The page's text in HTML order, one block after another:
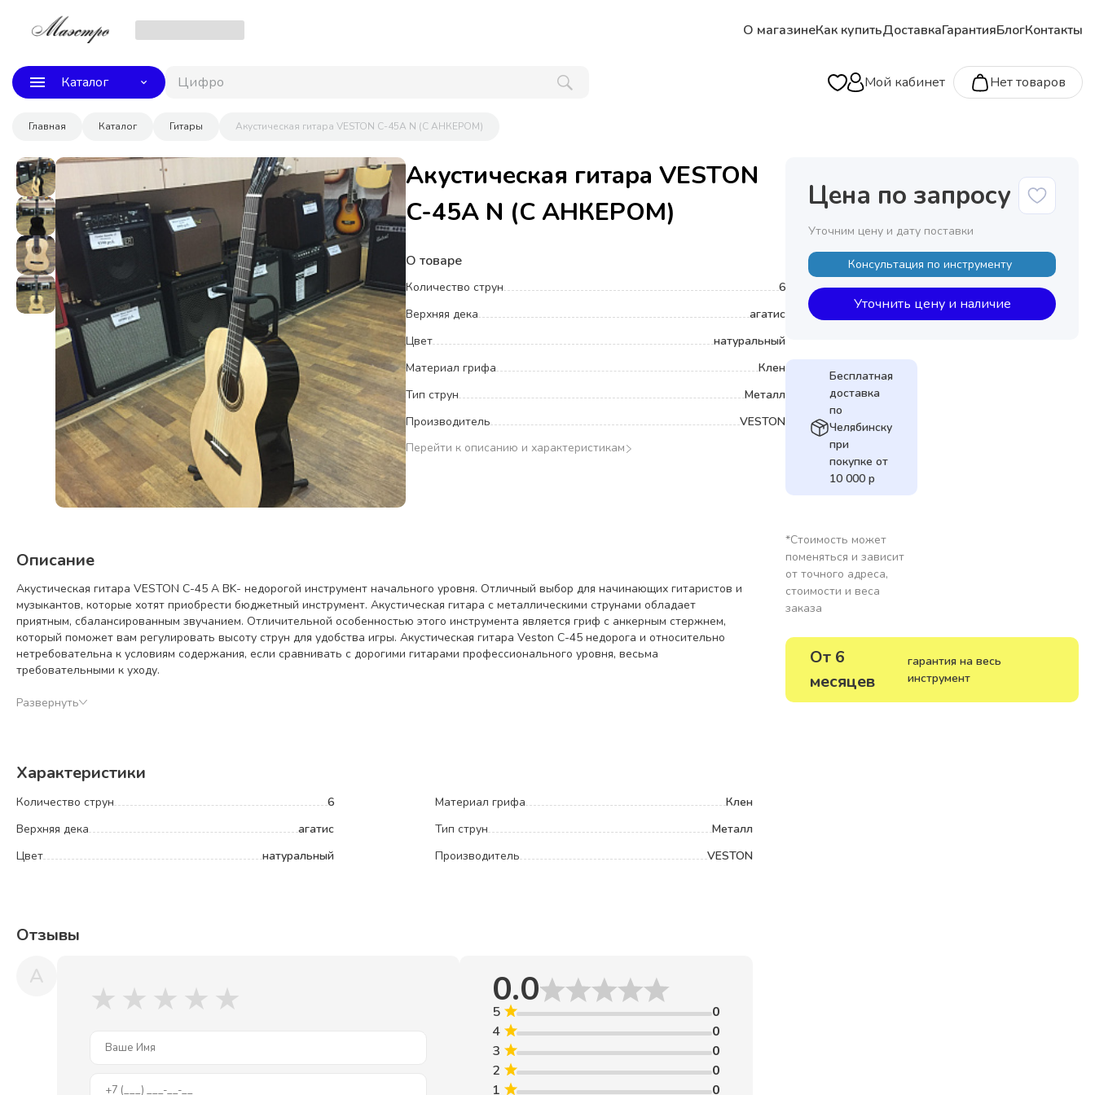
О магазинеКак купитьДоставкаГарантияБлогКонтакты
Каталог Цифровое п Мой кабинет Нет товаров
Главная Каталог Гитары Акустическая гитара VESTON C-45A N (С АНКЕРОМ)
Акустическая гитара VESTON
C-45A N (С АНКЕРОМ)
О товаре
Количество струн
6
Верхняя дека
агатис
Цвет
натуральный
Материал грифа
Клен
Тип струн
Металл
Производитель
VESTON
Перейти к описанию и характеристикам
Цена по запросу
Уточним цену и дату поставки
Консультация по инструменту
Уточнить цену и наличие
Бесплатная
доставка
по
Челябинску
при
покупке от
10 000 р
*Стоимость может
поменяться и зависит
от точного адреса,
стоимости и веса
заказа
От 6
месяцев
гарантия на весь
инструмент
Описание
Акустическая гитара VESTON C-45 A BK- недорогой инструмент начального уровня. Отличный выбор для начинающих гитаристов и
музыкантов, которые хотят приобрести бюджетный инструмент. Акустическая гитара с металлическими струнами обладает
приятным, сбалансированным звучанием. Отличительной особенностью этого инструмента является гриф с анкерным стержнем,
который поможет вам регулировать высоту струн для удобства игры. Акустическая гитара Veston C-45 недорога и относительно
нетребовательна к условиям содержания, если сравнивать с дорогими гитарами профессионального уровня, весьма
требовательными к уходу.
Развернуть
Характеристики
Количество струн
6
Верхняя дека
агатис
Цвет
натуральный
Материал грифа
Клен
Тип струн
Металл
Производитель
VESTON
Отзывы
0.0
5
0
4
0
3
0
2
0
1
0
A
★ ★ ★ ★ ★